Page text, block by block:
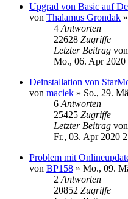
Upgrad von Basic auf
von Thalamus Grondak »
4 Antworten
22628 Zugriffe
Letzter Beitrag von
Mo., 06. Apr 2020
Deinstallation von
von maciek » So., 29.
6 Antworten
25425 Zugriffe
Letzter Beitrag von
Fr., 03. Apr 2020
Problem mit
von BP158 » Mo., 09.
2 Antworten
20852 Zugriffe